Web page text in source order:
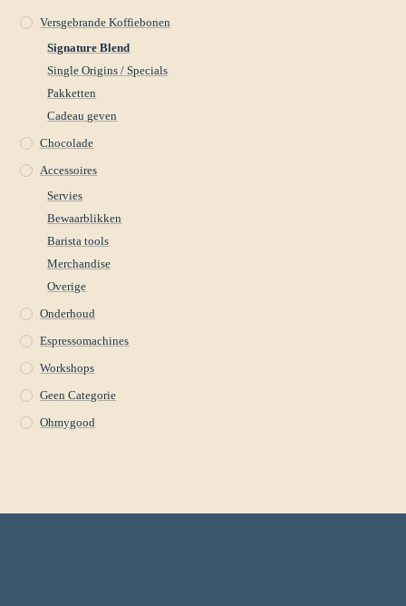
Versgebrande Koffiebonen
Signature Blend
Single Origins / Specials
Pakketten
Cadeau geven
Chocolade
Accessoires
Servies
Bewaarblikken
Barista tools
Merchandise
Overige
Onderhoud
Espressomachines
Workshops
Geen Categorie
Ohmygood